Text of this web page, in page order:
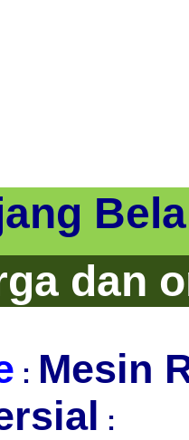
dan
: Mesin
: